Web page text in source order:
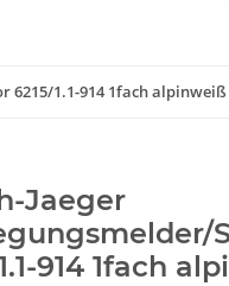
6215/1.1-914 1fach alpinweiß
Jaeger
914 1fach